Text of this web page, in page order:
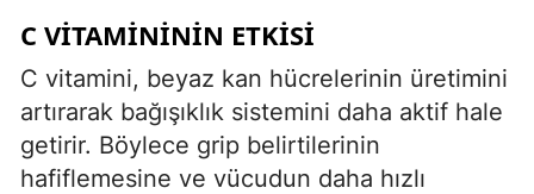
C VITAMINININ ETKISI
C vitamini, beyaz kan hücrelerinin üretimini
artırarak bağışıklık sistemini daha aktif hale
getirir. Böylece grip belirtilerinin
hafiflemesine ve vücudun daha hızlı